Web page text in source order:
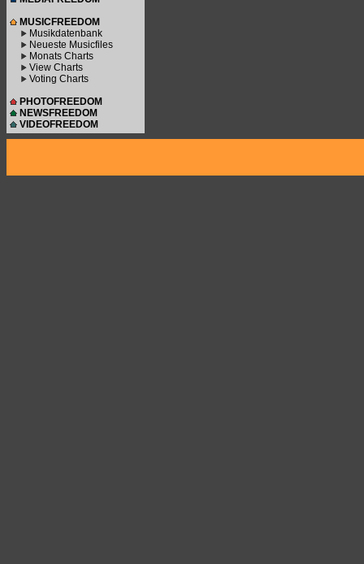
MUSICFREEDOM
Musikdatenbank
Neueste Musicfiles
Monats Charts
View Charts
Voting Charts
PHOTOFREEDOM
NEWSFREEDOM
VIDEOFREEDOM